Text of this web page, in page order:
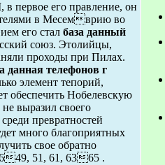
первое его правление, он
в Месемврию во
его стал база данный
союз. Этолийцы,
проходы при Пилах.
данная телефонов г
элемент тепорий,
обеспечить Нобелевскую
выразил своего
превратностей
много благоприятных
свое обратно
49, 51, 61, 6365 .